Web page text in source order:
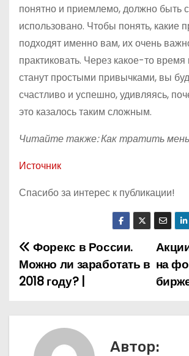
понятно и приемлемо, должно быть
использовано. Чтобы понять, какие
подходят именно вам, их очень
практиковать. Через какое-то
станут простыми привычками, вы
счастливо и успешно, удивляясь,
это казалось таким сложным.
Читайте также: Как тратить
Источник
Спасибо за интерес к публикации!
Н
а
на
Форекс в России.
Можно ли заработать в
2018 году? |
Автор: